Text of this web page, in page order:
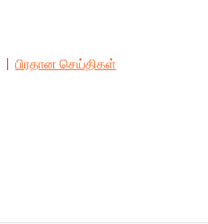
பிரதான செய்திகள்